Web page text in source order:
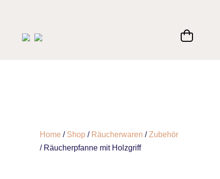
Home / Shop/ Räucherwaren /Zubehör
/ Räucherpfanne mit Holzgriff